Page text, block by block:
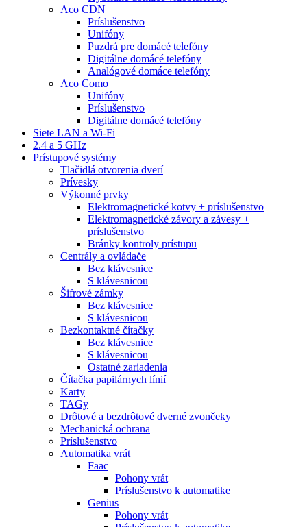
Aco CDN
Príslušenstvo
Unifóny
Puzdrá pre domácé telefóny
Digitálne domácé telefóny
Analógové domáce telefóny
Aco Como
Unifóny
Príslušenstvo
Digitálne domácé telefóny
Siete LAN a Wi-Fi
2.4 a 5 GHz
Prístupové systémy
Tlačidlá otvorenia dverí
Prívesky
Výkonné prvky
Elektromagnetické kotvy + príslušenstvo
Elektromagnetické závory a závesy +
príslušenstvo
Bránky kontroly prístupu
Centrály a ovládače
Bez klávesnice
S klávesnicou
Šifrové zámky
Bez klávesnice
S klávesnicou
Bezkontaktné čítačky
Bez klávesnice
S klávesnicou
Ostatné zariadenia
Čítačka papilárnych línií
Karty
TAGy
Drôtové a bezdrôtové dverné zvončeky
Mechanická ochrana
Príslušenstvo
Automatika vrát
Faac
Pohony vrát
Príslušenstvo k automatike
Genius
Pohony vrát